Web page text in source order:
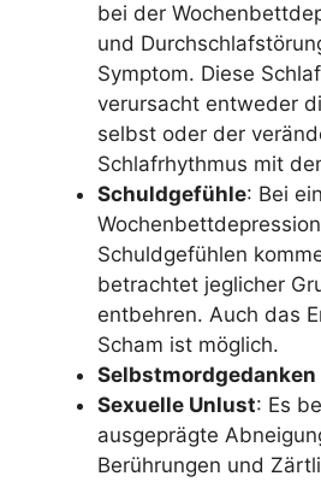
bei der
und
Symptom. Diese
verursacht entweder
selbst oder der
Schlafrhythmus mit
Schuldgefühle: Bei
Schuldgefühlen
betrachtet jeglicher
entbehren. Auch das
Scham ist möglich.
Selbstmordgedanken
Sexuelle Unlust: Es
ausgeprägte
Berührungen und